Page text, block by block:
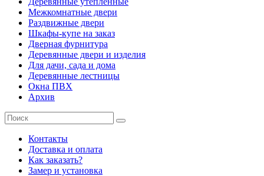
Межкомнатные двери
Раздвижные двери
Шкафы-купе на заказ
Дверная фурнитура
Деревянные двери и изделия
Для дачи, сада и дома
Деревянные лестницы
Окна ПВХ
Архив
Контакты
Доставка и оплата
Как заказать?
Замер и установка